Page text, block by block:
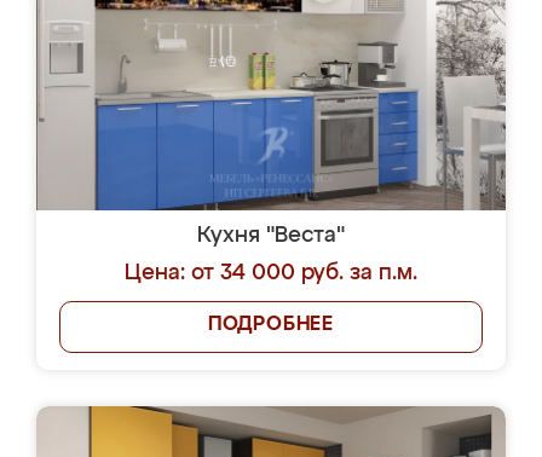
Кухня "Веста"
Цена: от 34 000 руб. за п.м.
ПОДРОБНЕЕ